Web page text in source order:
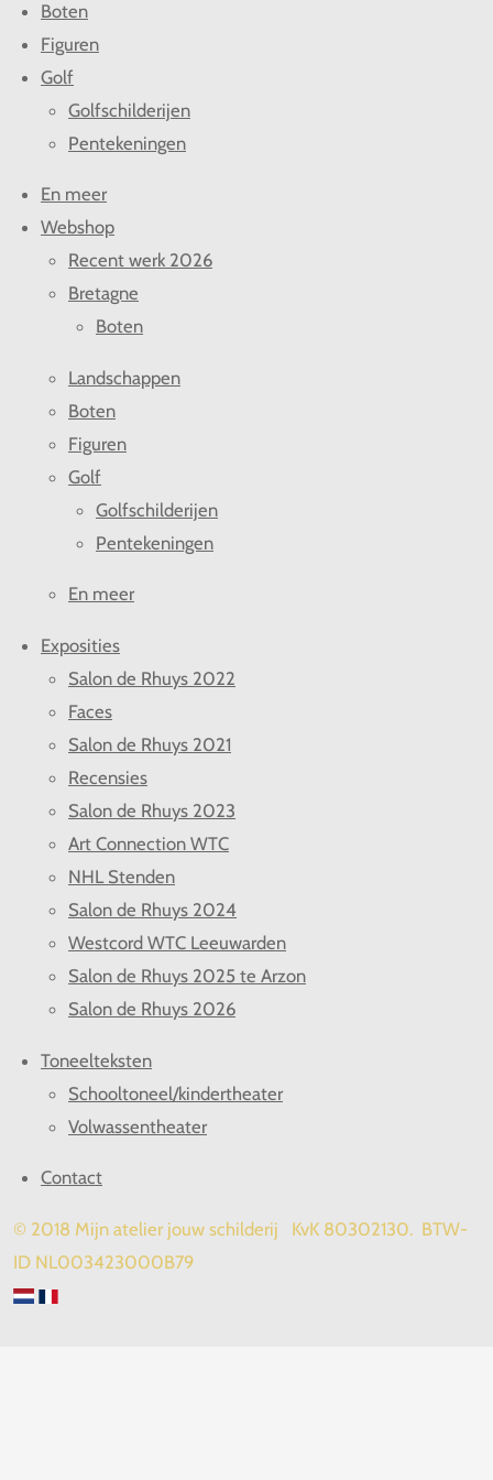
Boten
Figuren
Golf
Golfschilderijen
Pentekeningen
En meer
Webshop
Recent werk 2026
Bretagne
Boten
Landschappen
Boten
Figuren
Golf
Golfschilderijen
Pentekeningen
En meer
Exposities
Salon de Rhuys 2022
Faces
Salon de Rhuys 2021
Recensies
Salon de Rhuys 2023
Art Connection WTC
NHL Stenden
Salon de Rhuys 2024
Westcord WTC Leeuwarden
Salon de Rhuys 2025 te Arzon
Salon de Rhuys 2026
Toneelteksten
Schooltoneel/kindertheater
Volwassentheater
Contact
© 2018 Mijn atelier jouw schilderij KvK 80302130. BTW-
ID NL003423000B79